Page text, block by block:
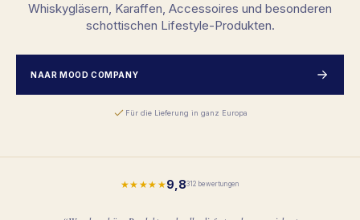
Whiskygläsern, Karaffen, Accessoires und besonderen
schottischen Lifestyle-Produkten.
NAAR MOOD COMPANY
Für die Lieferung in ganz Europa
★★★★★9,8312 bewertungen